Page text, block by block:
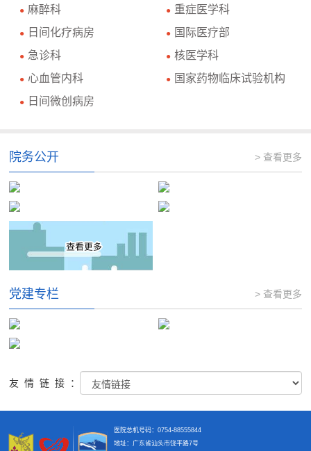
● 麻醉科 ● 重症医学科
● 日间化疗病房 ● 国际医疗部
● 急诊科 ● 核医学科
● 心血管内科 ● 国家药物临床试验机构
● 日间微创病房
院务公开 > 查看更多
党建专栏 > 查看更多
友情链接：
医院总机号码：0754-88555844
地址：广东省汕头市饶平路7号